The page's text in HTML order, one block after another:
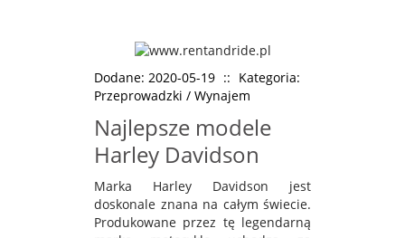
Dodane: 2020-05-19 :: Kategoria:
Przeprowadzki / Wynajem
Najlepsze modele
Harley Davidson
Marka Harley Davidson jest
doskonale znana na całym świecie.
Produkowane przez tę legendarną